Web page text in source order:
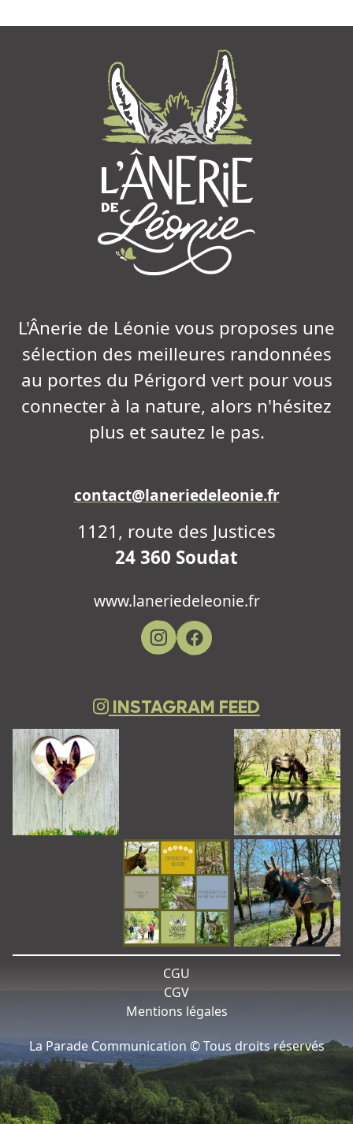
L'Ânerie de Léonie vous proposes une
sélection des meilleures randonnées
au portes du Périgord vert pour vous
connecter à la nature, alors n'hésitez
plus et sautez le pas.
contact@laneriedeleonie.fr
1121, route des Justices
24 360 Soudat
www.laneriedeleonie.fr
INSTAGRAM FEED
CGU
CGV
Mentions légales
La Parade Communication © Tous droits réservés